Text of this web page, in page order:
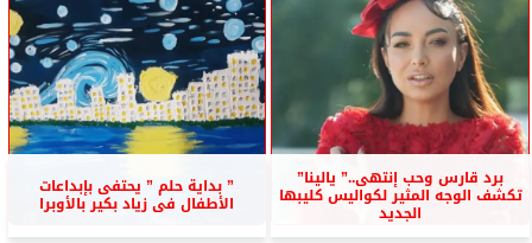
برد قارس وحب إنتهى..” يالينا”
تكشف الوجه المثير لكواليس كليبها
الجديد
” بداية حلم ” يحتفى بإبداعات
الأطفال فى زياد بكير بالأوبرا